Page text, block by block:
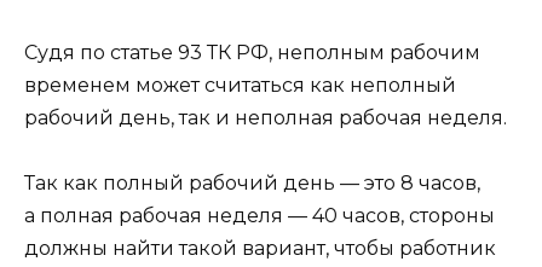
Судя по статье 93 ТК РФ, неполным рабочим
временем может считаться как неполный
рабочий день, так и неполная рабочая неделя.
Так как полный рабочий день — это 8 часов,
а полная рабочая неделя — 40 часов, стороны
должны найти такой вариант, чтобы работник